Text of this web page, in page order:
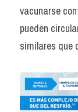
vacunarse
pueden